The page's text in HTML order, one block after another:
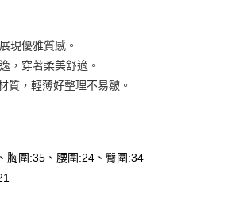
現優雅質感。
，穿著柔美舒適。
質，輕薄好整理不易皺。
胸圍:35、腰圍:24、臀圍:34